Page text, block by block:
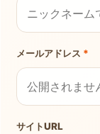
メールアドレス *
サイトURL